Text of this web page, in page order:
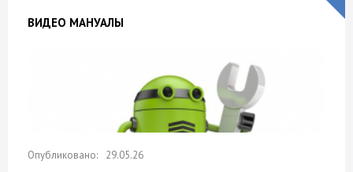
ВИДЕО МАНУАЛЫ
29.05.26